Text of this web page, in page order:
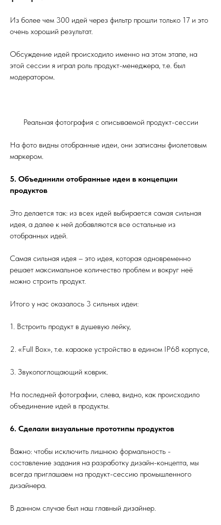
Из более чем 300 идей через фильтр прошли только 17 и это
очень хороший результат.
Обсуждение идей происходило именно на этом этапе, на
этой сессии я играл роль продукт-менеджера, т.е. был
модератором.
Реальная фотография с описываемой продукт-сессии
На фото видны отобранные идеи, они записаны фиолетовым
маркером.
5. Объединили отобранные идеи в концепции
продуктов
Это делается так: из всех идей выбирается самая сильная
идея, а далее к ней добавляются все остальные из
отобранных идей.
Самая сильная идея – это идея, которая одновременно
решает максимальное количество проблем и вокруг неё
можно строить продукт.
Итого у нас оказалось 3 сильных идеи:
1. Встроить продукт в душевую лейку,
2. «Full Box», т.е. караоке устройство в едином IP68 корпусе,
3. Звукопоглощающий коврик.
На последней фотографии, слева, видно, как происходило
объединение идей в продукты.
6. Сделали визуальные прототипы продуктов
Важно: чтобы исключить лишнюю формальность -
составление задания на разработку дизайн-концепта, мы
всегда приглашаем на продукт-сессию промышленного
дизайнера.
В данном случае был наш главный дизайнер.